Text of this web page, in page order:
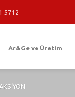
5712
Ar&Ge ve Üretim